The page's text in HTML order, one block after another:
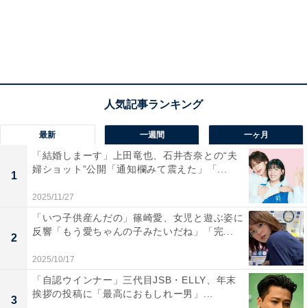
最新 一週間 一ヶ月
1
「結婚しまーす」上田竜也、石井杏奈との“夫
婦ショット”公開「通知欄みて震えた」「...
2025/11/27
2
「いつ子供産んだの」篠崎愛、女児と遊ぶ姿に
反響「もう愛ちゃんの子みたいだね」「完...
2025/10/17
3
「自認ウインナー」三代目JSB・ELLY、年末
挨拶の投稿に「最高におもしれー男」...